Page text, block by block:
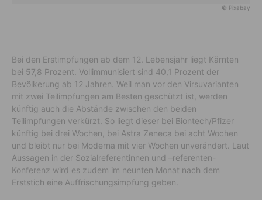
© Pixabay
Bei den Erstimpfungen ab dem 12. Lebensjahr liegt Kärnten
bei 57,8 Prozent. Vollimmunisiert sind 40,1 Prozent der
Bevölkerung ab 12 Jahren. Weil man vor den Virsuvarianten
mit zwei Teilimpfungen am Besten geschützt ist, werden
künftig auch die Abstände zwischen den beiden
Teilimpfungen verkürzt. So liegt dieser bei Biontech/Pfizer
künftig bei drei Wochen, bei Astra Zeneca bei acht Wochen
und bleibt nur bei Moderna mit vier Wochen unverändert. Laut
Aussagen in der Sozialreferentinnen und –referenten-
Konferenz wird es zudem im neunten Monat nach dem
Erststich eine Auffrischungsimpfung geben.